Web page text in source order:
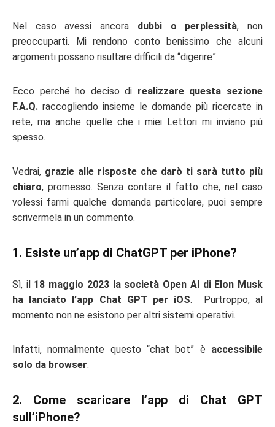
Nel caso avessi ancora dubbi o perplessità, non
preoccuparti. Mi rendono conto benissimo che alcuni
argomenti possano risultare difficili da “digerire”.
Ecco perché ho deciso di realizzare questa sezione
F.A.Q. raccogliendo insieme le domande più ricercate in
rete, ma anche quelle che i miei Lettori mi inviano più
spesso.
Vedrai, grazie alle risposte che darò ti sarà tutto più
chiaro, promesso. Senza contare il fatto che, nel caso
volessi farmi qualche domanda particolare, puoi sempre
scrivermela in un commento.
1. Esiste un’app di ChatGPT per iPhone?
Sì, il 18 maggio 2023 la società Open AI di Elon Musk
ha lanciato l’app Chat GPT per iOS. Purtroppo, al
momento non ne esistono per altri sistemi operativi.
Infatti, normalmente questo “chat bot” è accessibile
solo da browser.
2. Come scaricare l’app di Chat GPT
sull’iPhone?